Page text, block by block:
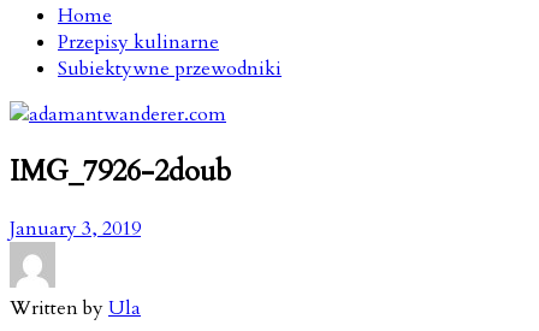
Home
Przepisy kulinarne
Subiektywne przewodniki
IMG_7926-2doub
January 3, 2019
Written byUla